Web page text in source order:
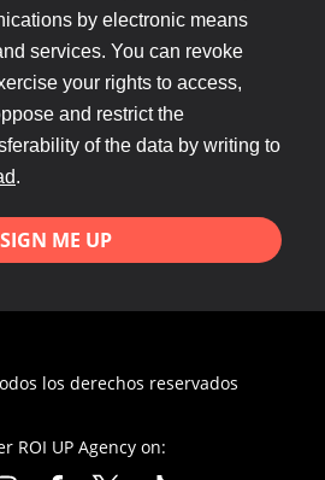
by electronic means
services. You can revoke
your rights to access,
and restrict the
of the data by writing to
.
SIGN ME UP
los derechos reservados
ROI UP Agency on: